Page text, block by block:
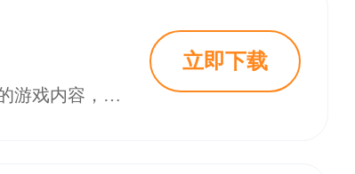
小玛丽捕鱼2018版旧版是一款经典的休闲捕鱼游戏，凭借其简单易上手的玩法和丰富的游戏内容，深受玩家喜爱。虽然如今已有多个新版本上线，但小玛丽捕鱼2018版旧版依然拥有大量忠实玩家。本文将为您详细介绍小玛丽捕鱼2018版旧版的特色解析、版本对比、用户评价及游戏亮点，并为您提供最新的下载指引。喜欢的快来18183下载吧~
立即下载